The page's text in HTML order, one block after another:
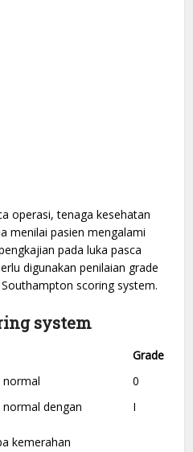
operasi, tenaga kesehatan
menilai pasien mengalami
pada luka pasca
digunakan penilaian grade
scoring system.
system
Grade
normal
0
dengan
kemerahan
I